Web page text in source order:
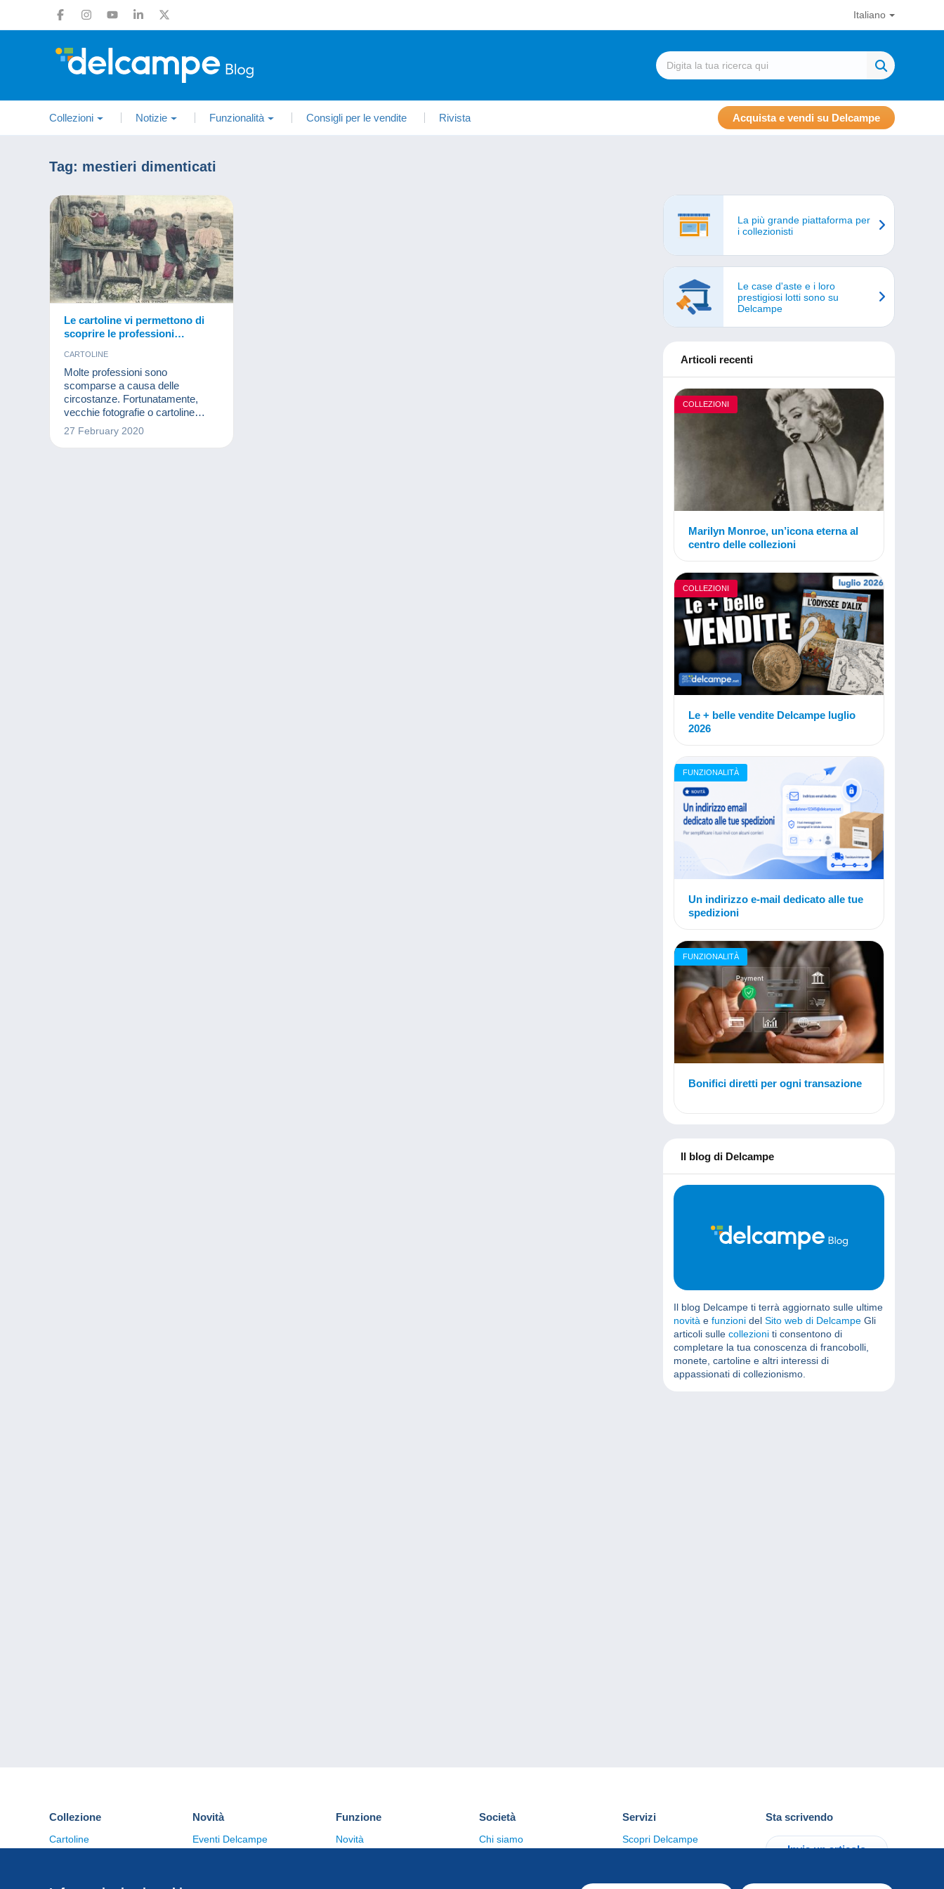
Italiano
Collezioni Notizie Funzionalità Consigli per le vendite Rivista Acquista e vendi su Delcampe
Tag: mestieri dimenticati
Le cartoline vi permettono di
scoprire le professioni
CARTOLINE
Molte professioni sono
scomparse a causa delle
circostanze. Fortunatamente,
vecchie fotografie o cartoline
possono ricordarci la loro
27 February 2020
La più grande piattaforma per
i collezionisti
Le case d'aste e i loro
prestigiosi lotti sono su
Delcampe
Articoli recenti
COLLEZIONI
Marilyn Monroe, un’icona eterna al
centro delle collezioni
COLLEZIONI
Le + belle vendite Delcampe luglio
2026
FUNZIONALITÀ
Un indirizzo e-mail dedicato alle tue
spedizioni
FUNZIONALITÀ
Bonifici diretti per ogni transazione
Il blog di Delcampe
Il blog Delcampe ti terrà aggiornato sulle ultime
novità e funzioni del Sito web di Delcampe Gli
articoli sulle collezioni ti consentono di
completare la tua conoscenza di francobolli,
monete, cartoline e altri interessi di
appassionati di collezionismo.
Collezione
Cartoline
Novità
Eventi Delcampe
Funzione
Novità
Società
Chi siamo
Servizi
Scopri Delcampe
Sta scrivendo
Invia un articolo